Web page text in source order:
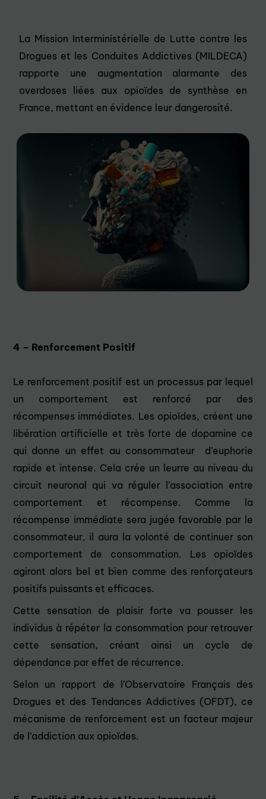
La Mission Interministérielle de Lutte contre les
Drogues et les Conduites Addictives (MILDECA)
rapporte une augmentation alarmante des
overdoses liées aux opioïdes de synthèse en
France, mettant en évidence leur dangerosité.
4 – Renforcement Positif
Le renforcement positif est un processus par lequel
un comportement est renforcé par des
récompenses immédiates. Les opioïdes, créent une
libération artificielle et très forte de dopamine ce
qui donne un effet au consommateur d’euphorie
rapide et intense. Cela crée un leurre au niveau du
circuit neuronal qui va réguler l’association entre
comportement et récompense. Comme la
récompense immédiate sera jugée favorable par le
consommateur, il aura la volonté de continuer son
comportement de consommation. Les opioïdes
agiront alors bel et bien comme des renforçateurs
positifs puissants et efficaces.
Cette sensation de plaisir forte va pousser les
individus à répéter la consommation pour retrouver
cette sensation, créant ainsi un cycle de
dépendance par effet de récurrence.
Selon un rapport de l’Observatoire Français des
Drogues et des Tendances Addictives (OFDT), ce
mécanisme de renforcement est un facteur majeur
de l’addiction aux opioïdes.